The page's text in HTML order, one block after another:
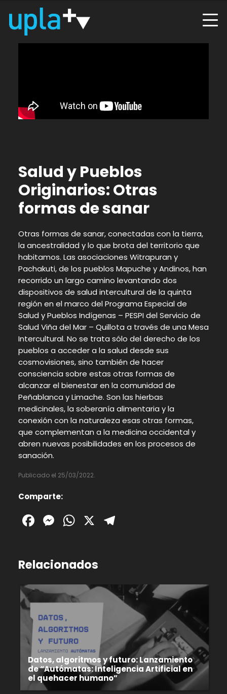
Salud y Pueblos
Originarios: Otras
formas de sanar
Otras formas de sanar, conectadas con la tierra,
la ancestralidad y lo que brota del territorio que
habitamos. Las asociaciones Witrapuran y
Pachakuti, de los pueblos Mapuche y Andinos, han
recorrido un largo camino levantando dos
dispositivos de salud intercultural de la quinta
región en el marco del Programa Especial de
Salud y Pueblos Indígenas – PESPI del Servicio de
Salud Viña del Mar – Quillota a través de una Mesa
Intercultural. No se trata sólo del derecho de los
pueblos a acceder a la salud desde sus
cosmovisiones, sino también de hacer
consciencia sobre estas otras formas de
alcanzar el bienestar en la comunidad de
Peñablanca y Limache. Son las hierbas
medicinales, la soberanía alimentaria y la
conexión con la naturaleza esas otras formas,
que complementan a la medicina occidental y
abren nuevas posibilidades en los procesos de
sanación.
Publicado el 25/03/2022.
Comparte:
Facebook
Messenger
WhatsApp
X
Relacionados
Datos, algoritmos y futuro: Lanzamiento
de “Autómatas: Inteligencia Artificial en
el quehacer humano”